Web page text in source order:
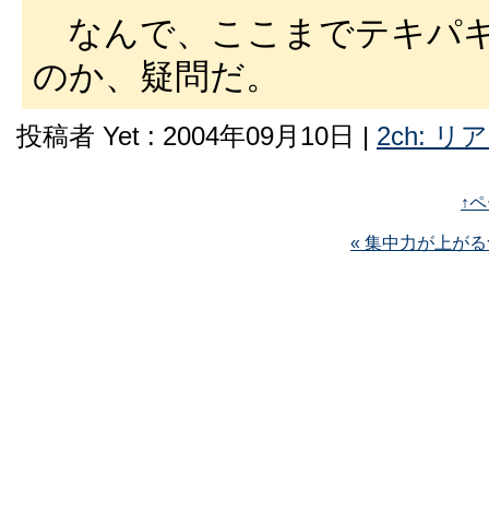
なんで、ここまでテキパ
のか、疑問だ。
投稿者 Yet : 2004年09月10日 | 2ch: リ
↑
« 集中力が上が